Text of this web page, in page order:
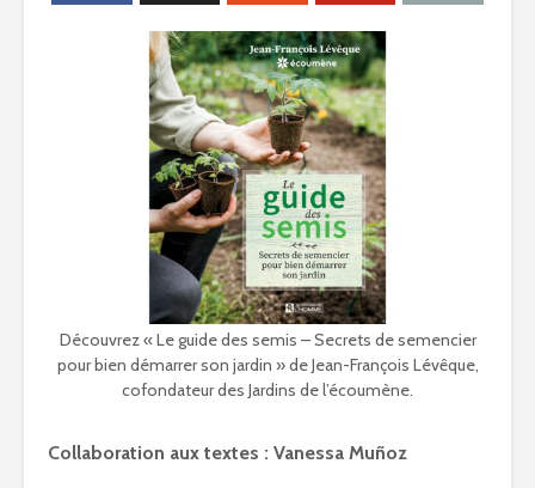
Découvrez « Le guide des semis – Secrets de semencier
pour bien démarrer son jardin » de Jean-François Lévêque,
cofondateur des Jardins de l’écoumène.
Collaboration aux textes : Vanessa Muñoz